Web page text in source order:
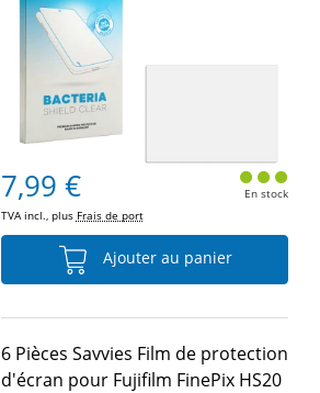
7,99 €
TVA incl., plus Frais de port
En stock
Ajouter au panier
6 Pièces Savvies Film de protection
d'écran pour Fujifilm FinePix HS20